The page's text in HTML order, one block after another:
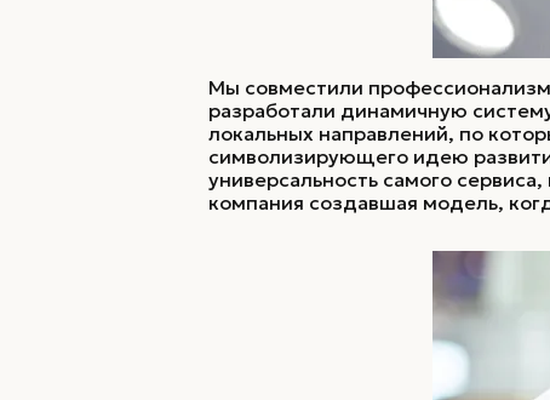
Мы совместили
разработали динамичную
локальных направлений, по
символизирующего идею
универсальность самого
компания создавшая модель,